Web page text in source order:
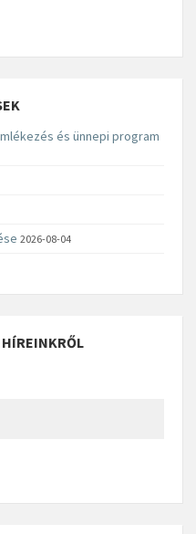
és ünnepi program
2026-08-04
HÍREINKRŐL